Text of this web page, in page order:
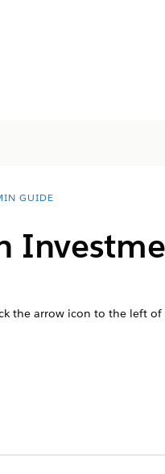
GUIDE
the arrow icon to the left